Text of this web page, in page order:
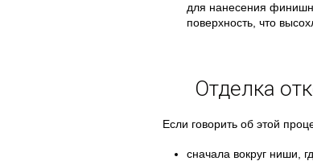
для нанесения
поверхность, что
Отделка
Если говорить об этой
сначала вокруг ниши,